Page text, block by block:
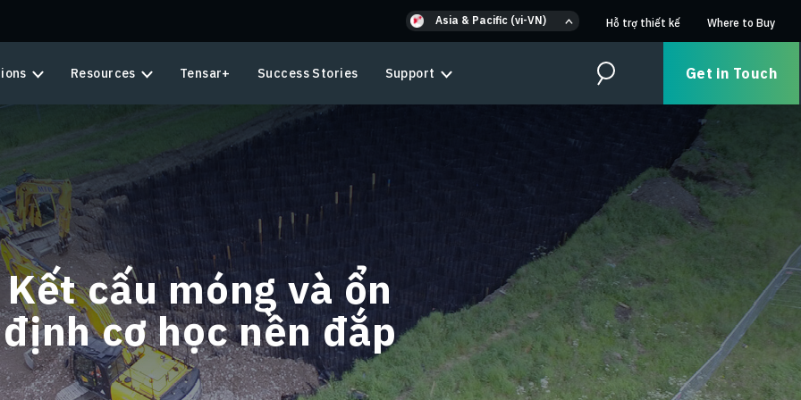
Asia & Pacific (vi-VN) Hỗ trợ thiết kế Where to Buy
Resources Tensar+ Success Stories Support Search Get in Touch
Kết cấu móng và ổn
định cơ học nền đắp